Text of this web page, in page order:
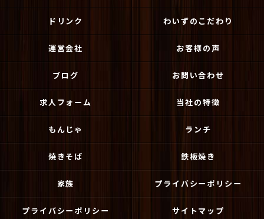
ドリンク わいずのこだわり
運営会社 お客様の声
ブログ お問い合わせ
求人フォーム 当社の特徴
もんじゃ ランチ
焼きそば 鉄板焼き
家族 プライバシーポリシー
プライバシーポリシー サイトマップ